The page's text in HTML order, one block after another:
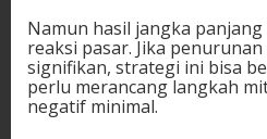
Namun hasil jangka
reaksi pasar. Jika
signifikan, strategi ini bisa
perlu merancang langkah
negatif minimal.